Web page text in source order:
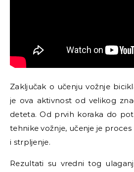
Zaključak o učenju vožnje
je ova aktivnost od velikog
deteta. Od prvih koraka do
tehnike vožnje, učenje je
i strpljenje.
Rezultati su vredni tog